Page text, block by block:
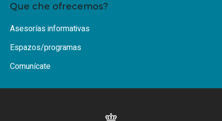
Que che ofrecemos?
Asesorías informativas
Espazos/programas
Comunícate